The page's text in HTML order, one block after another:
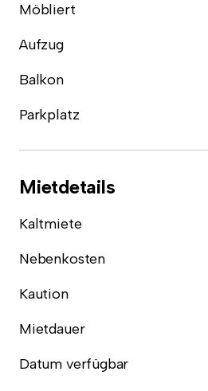
Möbliert
Aufzug
Balkon
Parkplatz
Mietdetails
Kaltmiete
Nebenkosten
Kaution
Mietdauer
Datum verfügbar